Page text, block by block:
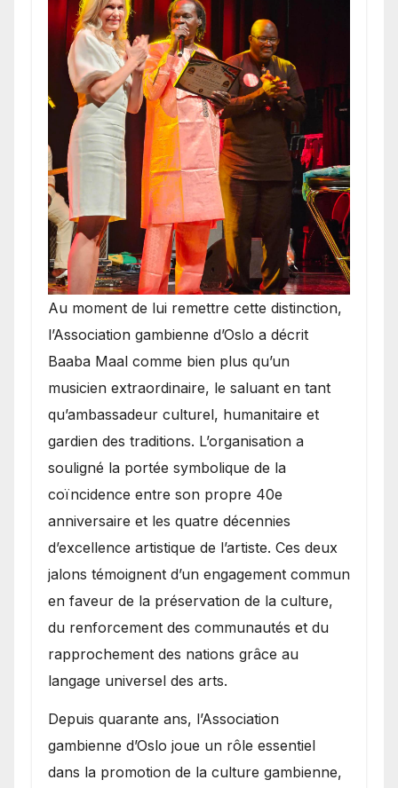
​Au moment de lui remettre cette distinction,
l’Association gambienne d’Oslo a décrit
Baaba Maal comme bien plus qu’un
musicien extraordinaire, le saluant en tant
qu’ambassadeur culturel, humanitaire et
gardien des traditions. L’organisation a
souligné la portée symbolique de la
coïncidence entre son propre 40e
anniversaire et les quatre décennies
d’excellence artistique de l’artiste. Ces deux
jalons témoignent d’un engagement commun
en faveur de la préservation de la culture,
du renforcement des communautés et du
rapprochement des nations grâce au
langage universel des arts.
​Depuis quarante ans, l’Association
gambienne d’Oslo joue un rôle essentiel
dans la promotion de la culture gambienne,